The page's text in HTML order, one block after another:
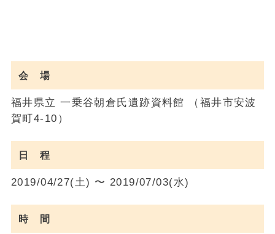
会 場
福井県立 一乗谷朝倉氏遺跡資料館 （福井市安波
賀町4-10）
日 程
2019/04/27(土) 〜 2019/07/03(水)
時 間